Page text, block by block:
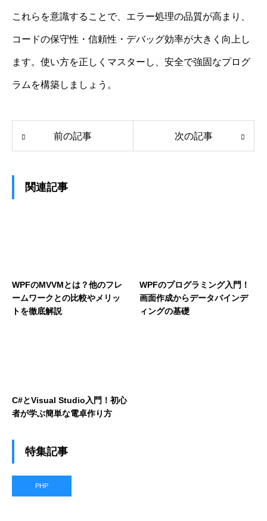
これらを意識することで、エラー処理の品質が高まり、
コードの保守性・信頼性・デバッグ効率が大きく向上し
ます。使い方を正しくマスターし、安全で強固なプログ
ラムを構築しましょう。
前の記事 次の記事
関連記事
WPFのMVVMとは？他のフレ
ームワークとの比較やメリッ
トを徹底解説
WPFのプログラミング入門！
画面作成からデータバインデ
ィングの基礎
C#とVisual Studio入門！初心
者が学ぶ簡単な電卓作り方
特集記事
PHP